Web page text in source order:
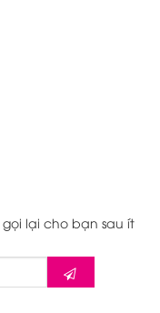
lại cho bạn sau ít